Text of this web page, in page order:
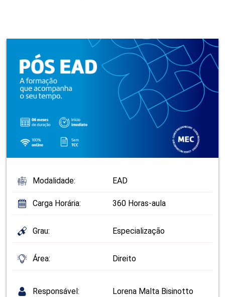
Modalidade: EAD
Carga Horária: 360 Horas-aula
Grau: Especialização
Área: Direito
Responsável: Lorena Malta Bisinotto